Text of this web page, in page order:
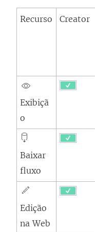
Recurso Creator
Exibiçã
o
Baixar
fluxo
Edição
na Web